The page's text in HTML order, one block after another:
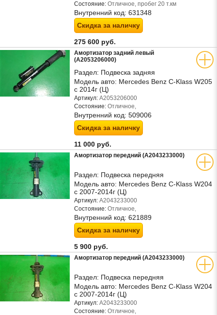
Состояние: Отличное, пробег 20 т.км
Внутренний код: 631348
Скидка за наличку
275 600 руб.
Амортизатор задний левый
(A2053206000)
Раздел: Подвеска задняя
Модель авто: Mercedes Benz C-Klass W205
с 2014г (Ц)
Артикул: A2053206000
Состояние: Отличное,
Внутренний код: 509006
Скидка за наличку
11 000 руб.
Амортизатор передний (A2043233000)
Раздел: Подвеска передняя
Модель авто: Mercedes Benz C-Klass W204
с 2007-2014г (Ц)
Артикул: A2043233000
Состояние: Отличное,
Внутренний код: 621889
Скидка за наличку
5 900 руб.
Амортизатор передний (A2043233000)
Раздел: Подвеска передняя
Модель авто: Mercedes Benz C-Klass W204
с 2007-2014г (Ц)
Артикул: A2043233000
Состояние: Отличное,